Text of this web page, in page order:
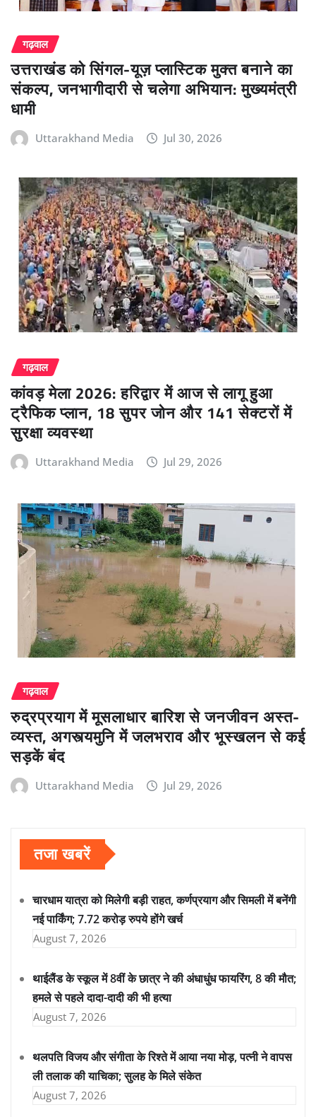
गढ़वाल
उत्तराखंड को सिंगल-यूज़ प्लास्टिक मुक्त बनाने का
संकल्प, जनभागीदारी से चलेगा अभियान: मुख्यमंत्री
धामी
Uttarakhand Media Jul 30, 2026
गढ़वाल
कांवड़ मेला 2026: हरिद्वार में आज से लागू हुआ
ट्रैफिक प्लान, 18 सुपर जोन और 141 सेक्टरों में
सुरक्षा व्यवस्था
Uttarakhand Media Jul 29, 2026
गढ़वाल
रुद्रप्रयाग में मूसलाधार बारिश से जनजीवन अस्त-
व्यस्त, अगस्त्यमुनि में जलभराव और भूस्खलन से कई
सड़कें बंद
Uttarakhand Media Jul 29, 2026
तजा खबरें
चारधाम यात्रा को मिलेगी बड़ी राहत, कर्णप्रयाग और सिमली में बनेंगी
नई पार्किंग; 7.72 करोड़ रुपये होंगे खर्च
August 7, 2026
थाईलैंड के स्कूल में 8वीं के छात्र ने की अंधाधुंध फायरिंग, 8 की मौत;
हमले से पहले दादा-दादी की भी हत्या
August 7, 2026
थलपति विजय और संगीता के रिश्ते में आया नया मोड़, पत्नी ने वापस
ली तलाक की याचिका; सुलह के मिले संकेत
August 7, 2026